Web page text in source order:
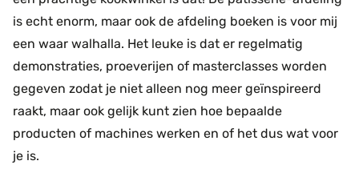
is echt enorm, maar ook de afdeling boeken is voor mij
een waar walhalla. Het leuke is dat er regelmatig
demonstraties, proeverijen of masterclasses worden
gegeven zodat je niet alleen nog meer geïnspireerd
raakt, maar ook gelijk kunt zien hoe bepaalde
producten of machines werken en of het dus wat voor
je is.